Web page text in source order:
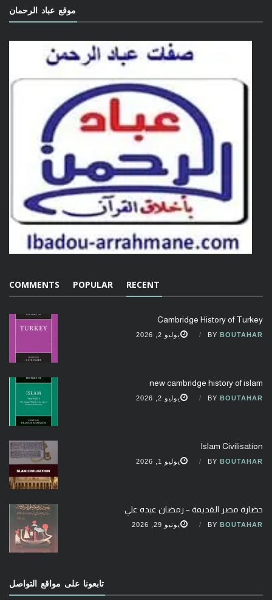
موقع عباد الرحمان
RECENT
POPULAR
COMMENTS
Cambridge History of Turkey
BY BOUTAHAR يوليو 2, 2026
new cambridge history of islam
BY BOUTAHAR يوليو 2, 2026
Islam Civilisation
BY BOUTAHAR يوليو 1, 2026
حضارة مصر القديمة – رمضان عبده علي
BY BOUTAHAR يونيو 29, 2026
تابعونا على مواقع التواصل